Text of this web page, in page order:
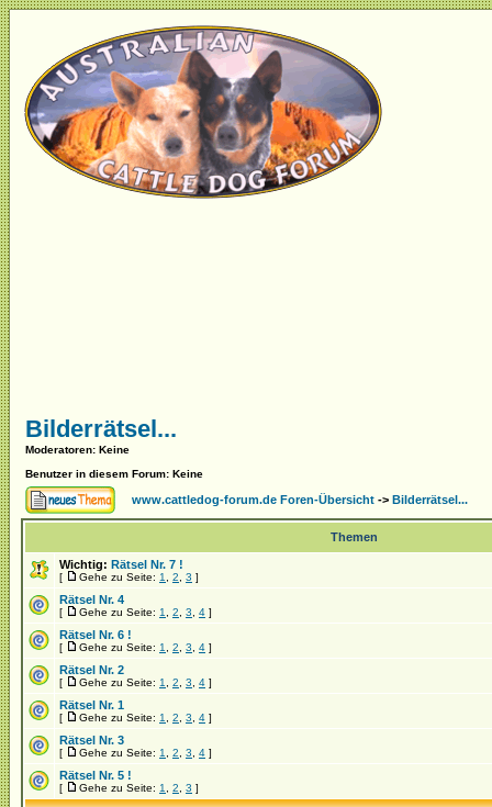
Bilderrätsel...
Moderatoren: Keine
Benutzer in diesem Forum: Keine
www.cattledog-forum.de Foren-Übersicht -> Bilderrätsel...
Themen
Wichtig: Rätsel Nr. 7 !
[ Gehe zu Seite: 1 2 3 ]
Rätsel Nr. 4
[ Gehe zu Seite: 1 2 3 4 ]
Rätsel Nr. 6 !
[ Gehe zu Seite: 1 2 3 4 ]
Rätsel Nr. 2
[ Gehe zu Seite: 1 2 3 4 ]
Rätsel Nr. 1
[ Gehe zu Seite: 1 2 3 4 ]
Rätsel Nr. 3
[ Gehe zu Seite: 1 2 3 4 ]
Rätsel Nr. 5 !
[ Gehe zu Seite: 1 2 3 ]